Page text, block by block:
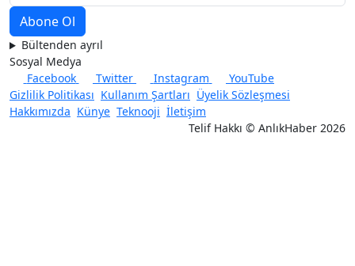
Bültenden ayrıl
Sosyal Medya
Facebook
Twitter Instagram
YouTube
Gizlilik Politikası Kullanım Şartları Üyelik Sözleşmesi
Hakkımızda Künye Teknooji İletişim
Telif Hakkı © AnlıkHaber 2026